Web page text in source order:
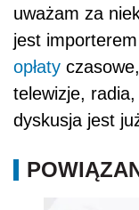
uważam za
jest
opłaty
telewizje,
dyskusja jest